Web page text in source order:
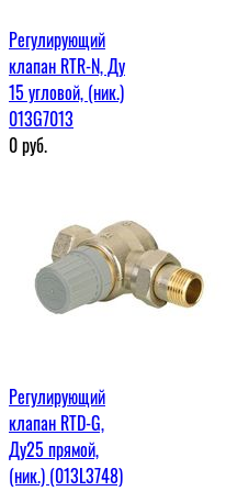
Регулирующий
клапан RTR-N, Ду
15 угловой, (ник.)
013G7013
0руб.
Регулирующий
клапан RTD-G,
Ду25 прямой,
(ник.) (013L3748)